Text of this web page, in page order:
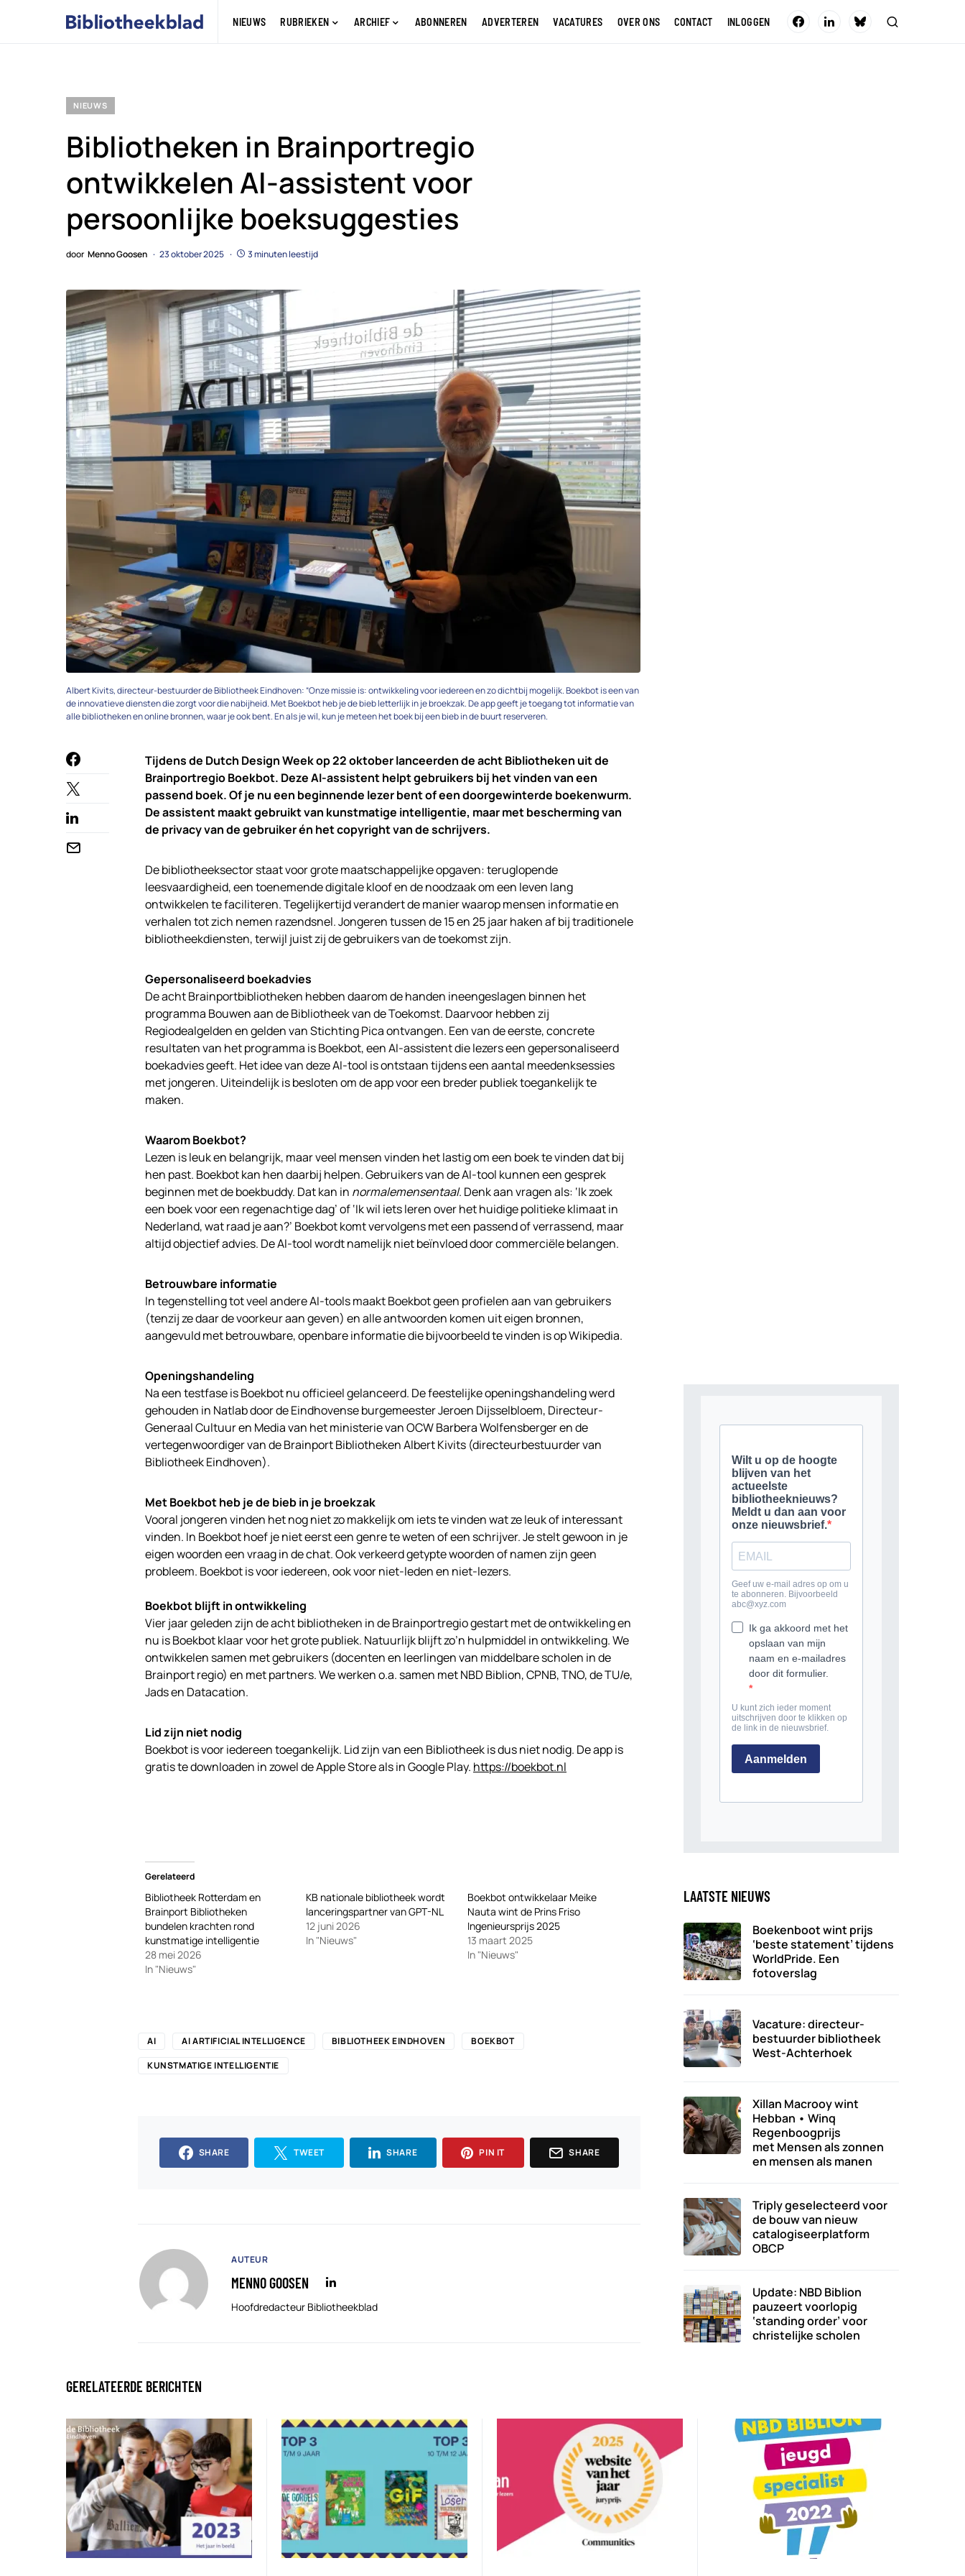
NIEUWS RUBRIEKEN ARCHIEF ABONNEREN ADVERTEREN VACATURES OVER ONS CONTACT INLOGGEN
NIEUWS
Bibliotheken in Brainportregio
ontwikkelen AI-assistent voor
persoonlijke boeksuggesties
door Menno Goosen 23 oktober 2025 3 minuten leestijd
Albert Kivits, directeur-bestuurder de Bibliotheek Eindhoven: “Onze missie is: ontwikkeling voor iedereen en zo dichtbij mogelijk. Boekbot is een van
de innovatieve diensten die zorgt voor die nabijheid. Met Boekbot heb je de bieb letterlijk in je broekzak. De app geeft je toegang tot informatie van
alle bibliotheken en online bronnen, waar je ook bent. En als je wil, kun je meteen het boek bij een bieb in de buurt reserveren.
Tijdens de Dutch Design Week op 22 oktober lanceerden de acht Bibliotheken uit de
Brainportregio Boekbot. Deze AI-assistent helpt gebruikers bij het vinden van een
passend boek. Of je nu een beginnende lezer bent of een doorgewinterde boekenwurm.
De assistent maakt gebruikt van kunstmatige intelligentie, maar met bescherming van
de privacy van de gebruiker én het copyright van de schrijvers.
De bibliotheeksector staat voor grote maatschappelijke opgaven: teruglopende
leesvaardigheid, een toenemende digitale kloof en de noodzaak om een leven lang
ontwikkelen te faciliteren. Tegelijkertijd verandert de manier waarop mensen informatie en
verhalen tot zich nemen razendsnel. Jongeren tussen de 15 en 25 jaar haken af bij traditionele
bibliotheekdiensten, terwijl juist zij de gebruikers van de toekomst zijn.
Gepersonaliseerd boekadvies
De acht Brainportbibliotheken hebben daarom de handen ineengeslagen binnen het
programma Bouwen aan de Bibliotheek van de Toekomst. Daarvoor hebben zij
Regiodealgelden en gelden van Stichting Pica ontvangen. Een van de eerste, concrete
resultaten van het programma is Boekbot, een AI-assistent die lezers een gepersonaliseerd
boekadvies geeft. Het idee van deze AI-tool is ontstaan tijdens een aantal meedenksessies
met jongeren. Uiteindelijk is besloten om de app voor een breder publiek toegankelijk te
maken.
Waarom Boekbot?
Lezen is leuk en belangrijk, maar veel mensen vinden het lastig om een boek te vinden dat bij
hen past. Boekbot kan hen daarbij helpen. Gebruikers van de AI-tool kunnen een gesprek
beginnen met de boekbuddy. Dat kan in normalemensentaal. Denk aan vragen als: ‘Ik zoek
een boek voor een regenachtige dag’ of ‘Ik wil iets leren over het huidige politieke klimaat in
Nederland, wat raad je aan?’ Boekbot komt vervolgens met een passend of verrassend, maar
altijd objectief advies. De AI-tool wordt namelijk niet beïnvloed door commerciële belangen.
Betrouwbare informatie
In tegenstelling tot veel andere AI-tools maakt Boekbot geen profielen aan van gebruikers
(tenzij ze daar de voorkeur aan geven) en alle antwoorden komen uit eigen bronnen,
aangevuld met betrouwbare, openbare informatie die bijvoorbeeld te vinden is op Wikipedia.
Openingshandeling
Na een testfase is Boekbot nu officieel gelanceerd. De feestelijke openingshandeling werd
gehouden in Natlab door de Eindhovense burgemeester Jeroen Dijsselbloem, Directeur-
Generaal Cultuur en Media van het ministerie van OCW Barbera Wolfensberger en de
vertegenwoordiger van de Brainport Bibliotheken Albert Kivits (directeurbestuurder van
Bibliotheek Eindhoven).
Met Boekbot heb je de bieb in je broekzak
Vooral jongeren vinden het nog niet zo makkelijk om iets te vinden wat ze leuk of interessant
vinden. In Boekbot hoef je niet eerst een genre te weten of een schrijver. Je stelt gewoon in je
eigen woorden een vraag in de chat. Ook verkeerd getypte woorden of namen zijn geen
probleem. Boekbot is voor iedereen, ook voor niet-leden en niet-lezers.
Boekbot blijft in ontwikkeling
Vier jaar geleden zijn de acht bibliotheken in de Brainportregio gestart met de ontwikkeling en
nu is Boekbot klaar voor het grote publiek. Natuurlijk blijft zo’n hulpmiddel in ontwikkeling. We
ontwikkelen samen met gebruikers (docenten en leerlingen van middelbare scholen in de
Brainport regio) en met partners. We werken o.a. samen met NBD Biblion, CPNB, TNO, de TU/e,
Jads en Datacation.
Lid zijn niet nodig
Boekbot is voor iedereen toegankelijk. Lid zijn van een Bibliotheek is dus niet nodig. De app is
gratis te downloaden in zowel de Apple Store als in Google Play. https://boekbot.nl
Gerelateerd
Bibliotheek Rotterdam en
Brainport Bibliotheken
bundelen krachten rond
kunstmatige intelligentie
28 mei 2026
In "Nieuws"
KB nationale bibliotheek wordt
lanceringspartner van GPT-NL
12 juni 2026
In "Nieuws"
Boekbot ontwikkelaar Meike
Nauta wint de Prins Friso
Ingenieursprijs 2025
13 maart 2025
In "Nieuws"
AI AI ARTIFICIAL INTELLIGENCE BIBLIOTHEEK EINDHOVEN
BOEKBOT
KUNSTMATIGE INTELLIGENTIE
SHARE TWEET SHARE PIN IT SHARE
AUTEUR
MENNO GOOSEN
Hoofdredacteur Bibliotheekblad
LAATSTE NIEUWS
Boekenboot wint prijs
‘beste statement’ tijdens
WorldPride. Een
fotoverslag
Vacature: directeur-
bestuurder bibliotheek
West-Achterhoek
Xillan Macrooy wint
Hebban • Winq
Regenboogprijs
met Mensen als zonnen
en mensen als manen
Triply geselecteerd voor
de bouw van nieuw
catalogiseerplatform
OBCP
Update: NBD Biblion
pauzeert voorlopig
‘standing order’ voor
christelijke scholen
GERELATEERDE BERICHTEN